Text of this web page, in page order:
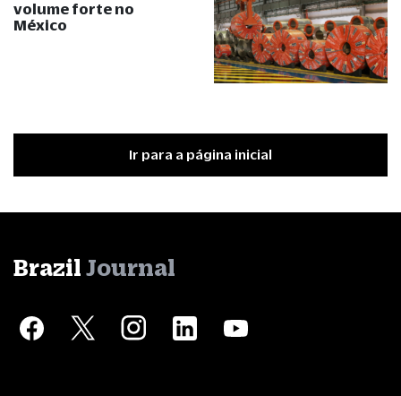
volume forte no
México
Ir para a página inicial
Brazil Journal